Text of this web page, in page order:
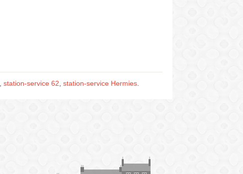
station-service 62 station-service Hermies